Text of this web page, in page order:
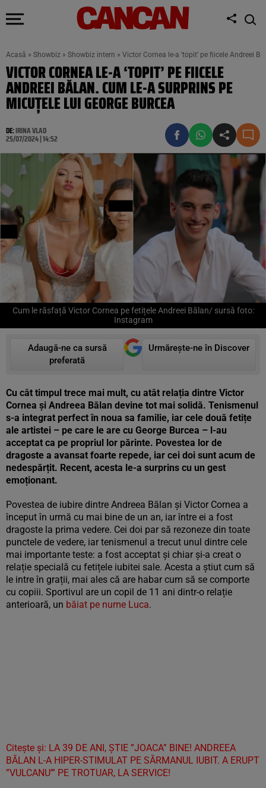
Acasă » Showbiz » Showbiz intern » Victor Cornea le-a ‘topit’ pe fiicele Andreei
VICTOR CORNEA LE-A ‘TOPIT’ PE FIICELE
ANDREEI BĂLAN. CUM LE-A SURPRINS PE
MICUȚELE LUI GEORGE BURCEA
DE:IRINA VLAD
25/07/2024 | 14:52
Cum le răsfață Victor Cornea pe fetițele Andreei Bălan/ sursă foto:
Instagram
Adaugă-ne ca sursă
preferată
Urmărește-ne în Discover
Cu cât timpul trece mai mult, cu atât relația dintre Victor
Cornea și Andreea Bălan devine tot mai solidă. Tenismenul
s-a integrat perfect în noua sa familie, iar cele două fetițe
ale artistei – pe care le are cu George Burcea – l-au
acceptat ca pe propriul lor părinte. Povestea lor de
dragoste a avansat foarte repede, iar cei doi sunt acum de
nedespărțit. Recent, acesta le-a surprins cu un gest
emoționant.
Povestea de iubire dintre Andreea Bălan și Victor Cornea a
început în urmă cu mai bine de un an, iar între ei a fost
dragoste la prima vedere. Cei doi par să rezoneze din toate
punctele de vedere, iar tenismenul a trecut unul dintre cele
mai importante teste: a fost acceptat și chiar și-a creat o
relație specială cu fetițele iubitei sale. Acesta a știut cum să
le intre în grații, mai ales că are habar cum să se comporte
cu copiii. Sportivul are un copil de 11 ani dintr-o relație
anterioară, un băiat pe nume Luca.
Citește și: LA 39 DE ANI, ȘTIE ”JOACA” BINE! ANDREEA
BĂLAN L-A HIPER-STIMULAT PE SĂRMANUL IUBIT. A ERUPT
”VULCANU’” PE TROTUAR, LA SERVICE!